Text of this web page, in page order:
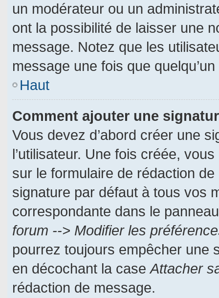
un modérateur ou un
ont la possibilité de laisser une
message. Notez que les
message une fois que
Haut
Comment ajouter une
Vous devez d’abord créer une
l’utilisateur. Une fois créée,
sur le formulaire de rédaction
signature par défaut à tous vos
correspondante dans le
forum --> Modifier les
pourrez toujours empêcher une
en décochant la caseAttacher
rédaction de message.